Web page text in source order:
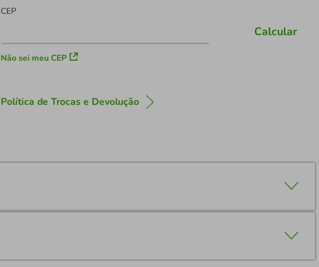
CEP
Não sei meu CEP
Calcular
Política de Trocas e Devolução